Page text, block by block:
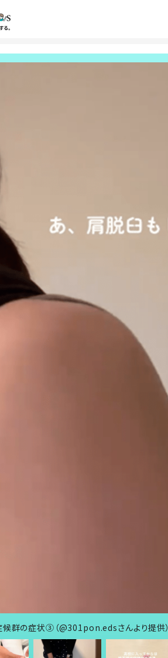
候群の症状③（@301pon.edsさんより提供）